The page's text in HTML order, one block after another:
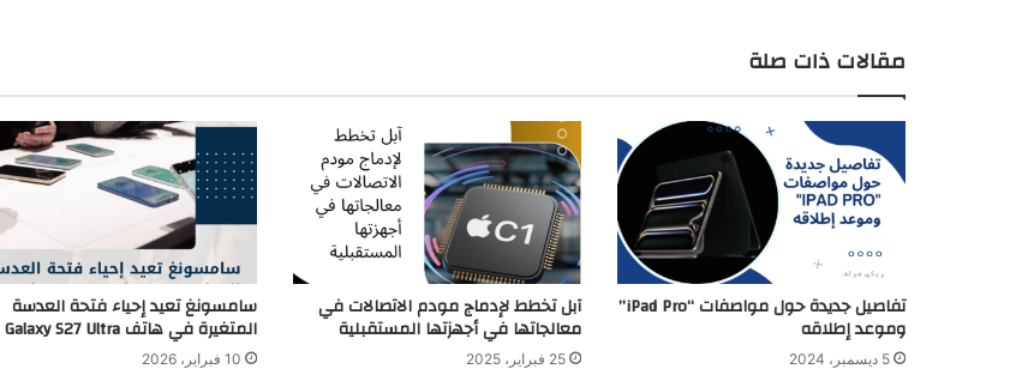
مقالات ذات صلة
تفاصيل جديدة حول مواصفات “iPad Pro”
وموعد إطلاقه
5 ديسمبر، 2024
آبل تخطط لإدماج مودم الاتصالات في
معالجاتها في أجهزتها المستقبلية
25 فبراير، 2025
سامسونغ تعيد إحياء فتحة العدسة
المتغيرة في هاتف Galaxy S27 Ultra
10 فبراير، 2026